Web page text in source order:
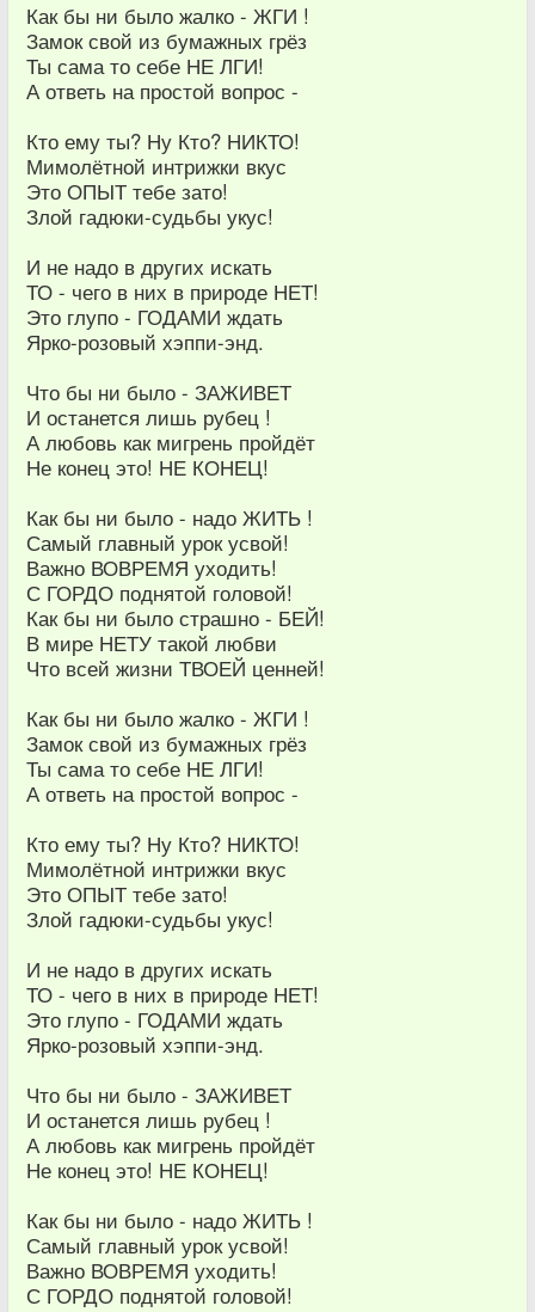
Как бы ни было жалко - ЖГИ !
Замок свой из бумажных грёз
Ты сама то себе НЕ ЛГИ!
А ответь на простой вопрос -
Кто ему ты? Ну Кто? НИКТО!
Мимолётной интрижки вкус
Это ОПЫТ тебе зато!
Злой гадюки-судьбы укус!
И не надо в других искать
ТО - чего в них в природе НЕТ!
Это глупо - ГОДАМИ ждать
Ярко-розовый хэппи-энд.
Что бы ни было - ЗАЖИВЕТ
И останется лишь рубец !
А любовь как мигрень пройдёт
Не конец это! НЕ КОНЕЦ!
Как бы ни было - надо ЖИТЬ !
Самый главный урок усвой!
Важно ВОВРЕМЯ уходить!
С ГОРДО поднятой головой!
Как бы ни было страшно - БЕЙ!
В мире НЕТУ такой любви
Что всей жизни ТВОЕЙ ценней!
Как бы ни было жалко - ЖГИ !
Замок свой из бумажных грёз
Ты сама то себе НЕ ЛГИ!
А ответь на простой вопрос -
Кто ему ты? Ну Кто? НИКТО!
Мимолётной интрижки вкус
Это ОПЫТ тебе зато!
Злой гадюки-судьбы укус!
И не надо в других искать
ТО - чего в них в природе НЕТ!
Это глупо - ГОДАМИ ждать
Ярко-розовый хэппи-энд.
Что бы ни было - ЗАЖИВЕТ
И останется лишь рубец !
А любовь как мигрень пройдёт
Не конец это! НЕ КОНЕЦ!
Как бы ни было - надо ЖИТЬ !
Самый главный урок усвой!
Важно ВОВРЕМЯ уходить!
С ГОРДО поднятой головой!